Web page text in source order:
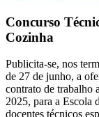
Concurso
Cozinha
Publicita-se, nos
de 27 de junho, a
contrato de trabalho
2025, para a Escola
docentes técnicos